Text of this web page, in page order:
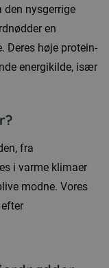
den nysgerrige
en
Deres høje protein-
energikilde, især
fra
i varme klimaer
modne. Vores